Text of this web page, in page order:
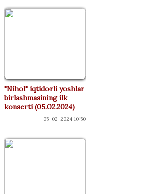
"Nihol" iqtidorli yoshlar
birlashmasining ilk
konserti (05.02.2024)
05-02-2024 10:50